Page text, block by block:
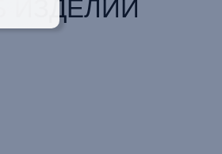
ИЗДЕЛИИ